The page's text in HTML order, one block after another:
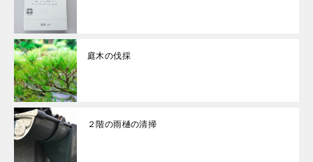
庭木の伐採
２階の雨樋の清掃